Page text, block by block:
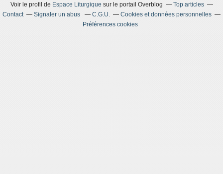
Voir le profil de Espace Liturgiquesur le portail Overblog
Top articles
Contact
Signaler un abus C.G.U.
Cookies et données personnelles
Préférences cookies